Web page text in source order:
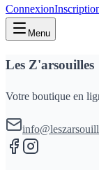
Connexion
Menu
Les Z'arsouilles
Votre boutique en